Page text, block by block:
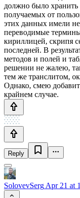
должно было хранить
получаемых от
этих данных имели
переводимые
кириллицей, скрипя
последней. В
методов и полей и
решении не жалею,
тем же транслитом,
Однако, смею
крайнем случае.
Reply
SolovevSerg Apr 21 at